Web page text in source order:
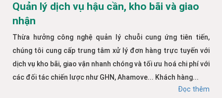
Quản lý dịch vụ hậu cần, kho bãi và giao
nhận
Thừa hưởng công nghệ quản lý chuỗi cung ứng tiên tiến,
chúng tôi cung cấp trung tâm xử lý đơn hàng trực tuyến với
dịch vụ kho bãi, giao vận nhanh chóng và tối ưu hoá chi phí với
các đối tác chiến lược như GHN, Ahamove... Khách hàng...
Đọc thêm